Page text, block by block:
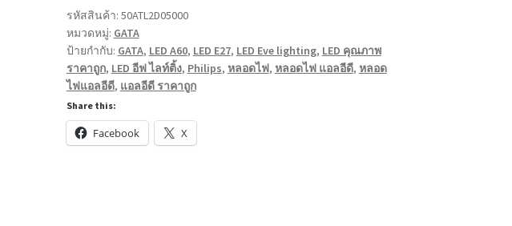
ล
อีดี
LED
E27
Bulb
ขนาด
5,7,10,13W
รหัสสินค้า: 50ATL2D05000
หมวดหมู่: GATA
ป้ายกำกับ: GATA, LED A60, LED E27, LED Eve lighting, LED คุณภาพ
ราคาถูก, LED อีฟ ไลท์ติ้ง, Philips, หลอดไฟ, หลอดไฟ แอลอีดี, หลอด
ไฟแอลอีดี, แอลอีดี ราคาถูก
Share this:
Facebook X